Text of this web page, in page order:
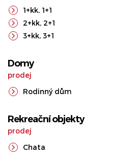
1+kk, 1+1
2+kk, 2+1
3+kk, 3+1
Domy
prodej
Rodinný dům
Rekreační objekty
prodej
Chata